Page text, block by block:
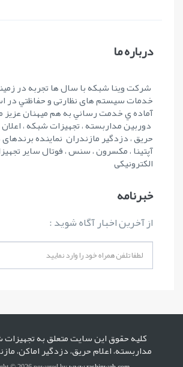
درباره ما
شرکت وينا شبکه با سال ها تجربه در
خدمات سیستم های نظارتی و حفاظتي در
آماده ي خدمت رساني به هم ميهنان
دوربین مداربسته ، تجهیزات شبکه ، اعلان
حریق ، دزدگیر مازندران نماینده برندهای
آپتینا ، مکسرون ، سنس ، فوتال سایر
الکترونیکی
خبرنامه
از آخرین اخبار آگاه شوید :
کلیه حقوق این سایت متعلق به
مداربسته، اعلام حريق، دزدگیر اماکن،